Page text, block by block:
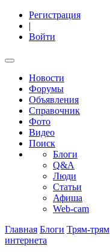
Регистрация
|
Войти
Новости
Форумы
Объявления
Справочник
Фото
Видео
Поиск
Блоги
Q&A
Люди
Статьи
Афиша
Web-cam
Главная Блоги Трям-трям
интернета